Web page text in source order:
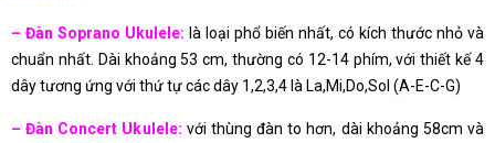
– Đàn Soprano Ukulele: là loại phổ biến nhất, có kích thước nhỏ và
chuẩn nhất. Dài khoảng 53 cm, thường có 12-14 phím, với thiết kế 4
dây tương ứng với thứ tự các dây 1,2,3,4 là La,Mi,Do,Sol (A-E-C-G)
– Đàn Concert Ukulele: với thùng đàn to hơn, dài khoảng 58cm và